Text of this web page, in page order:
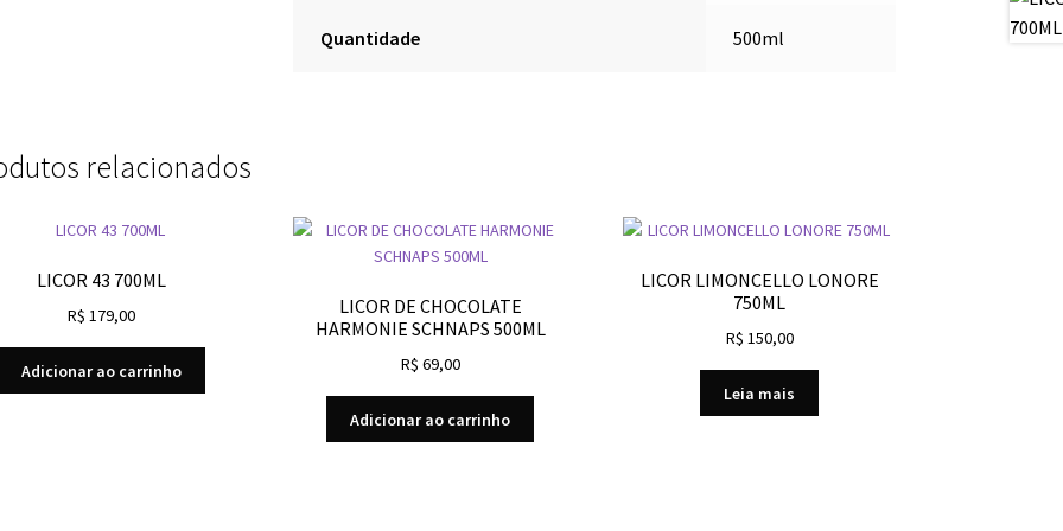
Quantidade 500ml
relacionados
LICOR 43 700ML
R$ 179,00
Adicionar ao carrinho
LICOR DE CHOCOLATE
HARMONIE SCHNAPS 500ML
R$ 69,00
Adicionar ao carrinho
LICOR LIMONCELLO LONORE
750ML
R$ 150,00
Leia mais